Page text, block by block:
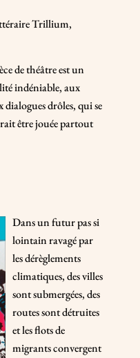
Trillium,
de théâtre est un
indéniable, aux
dialogues drôles, qui se
être jouée partout
Dans un futur pas si
lointain ravagé par
les dérèglements
climatiques, des villes
sont submergées, des
routes sont détruites
et les flots de
migrants convergent